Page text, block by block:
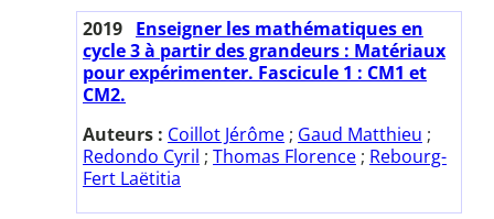
2019 Enseigner les mathématiques en
cycle 3 à partir des grandeurs : Matériaux
pour expérimenter. Fascicule 1 : CM1 et
CM2.
Auteurs : Coillot Jérôme ; Gaud Matthieu ;
Redondo Cyril ; Thomas Florence ; Rebourg-
Fert Laëtitia